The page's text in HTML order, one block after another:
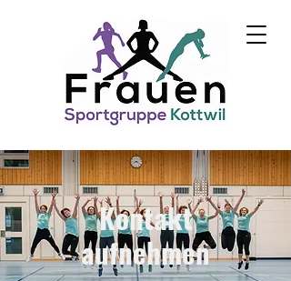
Kontakt
aufnehmen